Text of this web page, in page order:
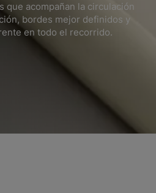
que acompañan la circulación
bordes mejor definidos y
en todo el recorrido.